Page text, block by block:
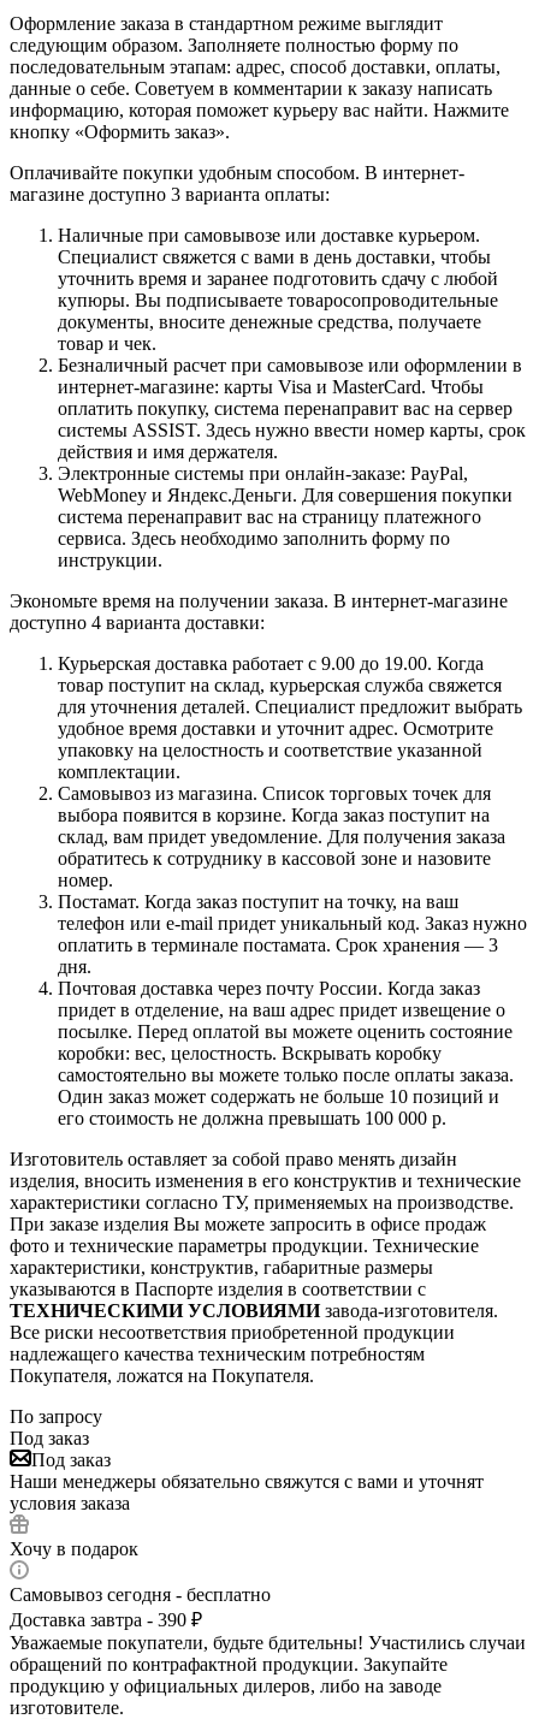
Оформление заказа в стандартном режиме выглядит
следующим образом. Заполняете полностью форму по
последовательным этапам: адрес, способ доставки, оплаты,
данные о себе. Советуем в комментарии к заказу написать
информацию, которая поможет курьеру вас найти. Нажмите
кнопку «Оформить заказ».
Оплачивайте покупки удобным способом. В интернет-
магазине доступно 3 варианта оплаты:
Наличные при самовывозе или доставке курьером.
Специалист свяжется с вами в день доставки, чтобы
уточнить время и заранее подготовить сдачу с любой
купюры. Вы подписываете товаросопроводительные
документы, вносите денежные средства, получаете
товар и чек.
Безналичный расчет при самовывозе или оформлении в
интернет-магазине: карты Visa и MasterCard. Чтобы
оплатить покупку, система перенаправит вас на сервер
системы ASSIST. Здесь нужно ввести номер карты, срок
действия и имя держателя.
Электронные системы при онлайн-заказе: PayPal,
WebMoney и Яндекс.Деньги. Для совершения покупки
система перенаправит вас на страницу платежного
сервиса. Здесь необходимо заполнить форму по
инструкции.
Экономьте время на получении заказа. В интернет-магазине
доступно 4 варианта доставки:
Курьерская доставка работает с 9.00 до 19.00. Когда
товар поступит на склад, курьерская служба свяжется
для уточнения деталей. Специалист предложит выбрать
удобное время доставки и уточнит адрес. Осмотрите
упаковку на целостность и соответствие указанной
комплектации.
Самовывоз из магазина. Список торговых точек для
выбора появится в корзине. Когда заказ поступит на
склад, вам придет уведомление. Для получения заказа
обратитесь к сотруднику в кассовой зоне и назовите
номер.
Постамат. Когда заказ поступит на точку, на ваш
телефон или e-mail придет уникальный код. Заказ нужно
оплатить в терминале постамата. Срок хранения — 3
дня.
Почтовая доставка через почту России. Когда заказ
придет в отделение, на ваш адрес придет извещение о
посылке. Перед оплатой вы можете оценить состояние
коробки: вес, целостность. Вскрывать коробку
самостоятельно вы можете только после оплаты заказа.
Один заказ может содержать не больше 10 позиций и
его стоимость не должна превышать 100 000 р.
Изготовитель оставляет за собой право менять дизайн
изделия, вносить изменения в его конструктив и технические
характеристики согласно ТУ, применяемых на производстве.
При заказе изделия Вы можете запросить в офисе продаж
фото и технические параметры продукции. Технические
характеристики, конструктив, габаритные размеры
указываются в Паспорте изделия в соответствии с
ТЕХНИЧЕСКИМИ УСЛОВИЯМИзавода-изготовителя.
Все риски несоответствия приобретенной продукции
надлежащего качества техническим потребностям
Покупателя, ложатся на Покупателя.
По запросу
Под заказ
Под заказ
Наши менеджеры обязательно свяжутся с вами и уточнят
условия заказа
Хочу в подарок
Самовывоз сегодня - бесплатно
Доставка завтра - 390 ₽
Уважаемые покупатели, будьте бдительны! Участились случаи
обращений по контрафактной продукции. Закупайте
продукцию у официальных дилеров, либо на заводе
изготовителе.